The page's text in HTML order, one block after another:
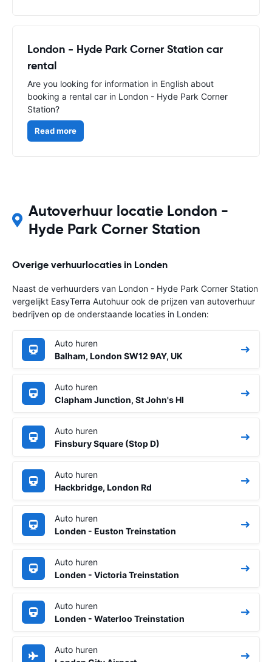
London - Hyde Park Corner Station car
rental
Are you looking for information in English about
booking a rental car in London - Hyde Park Corner
Station?
Read more
Autoverhuur locatie London -
Hyde Park Corner Station
Overige verhuurlocaties in Londen
Naast de verhuurders van London - Hyde Park Corner Station
vergelijkt EasyTerra Autohuur ook de prijzen van autoverhuur
bedrijven op de onderstaande locaties in Londen:
Auto huren
Balham, London SW12 9AY, UK
Auto huren
Clapham Junction, St John's Hl
Auto huren
Finsbury Square (Stop D)
Auto huren
Hackbridge, London Rd
Auto huren
Londen - Euston Treinstation
Auto huren
Londen - Victoria Treinstation
Auto huren
Londen - Waterloo Treinstation
Auto huren